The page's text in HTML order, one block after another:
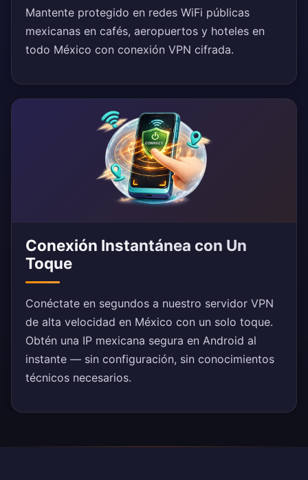
Mantente protegido en redes WiFi públicas
mexicanas en cafés, aeropuertos y hoteles en
todo México con conexión VPN cifrada.
Conexión Instantánea con Un
Toque
Conéctate en segundos a nuestro servidor VPN
de alta velocidad en México con un solo toque.
Obtén una IP mexicana segura en Android al
instante — sin configuración, sin conocimientos
técnicos necesarios.